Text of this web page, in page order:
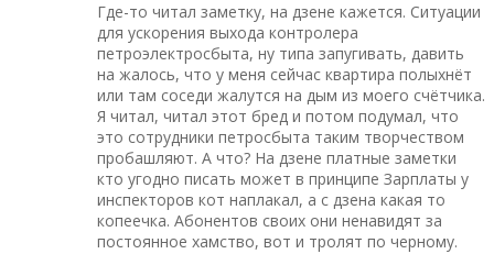
Где-то читал заметку, на дзене кажется. Ситуации
для ускорения выхода контролера
петроэлектросбыта, ну типа запугивать, давить
на жалось, что у меня сейчас квартира полыхнёт
или там соседи жалутся на дым из моего счётчика.
Я читал, читал этот бред и потом подумал, что
это сотрудники петросбыта таким творчеством
пробашляют. А что? На дзене платные заметки
кто угодно писать может в принципе Зарплаты у
инспекторов кот наплакал, а с дзена какая то
копеечка. Абонентов своих они ненавидят за
постоянное хамство, вот и тролят по черному.